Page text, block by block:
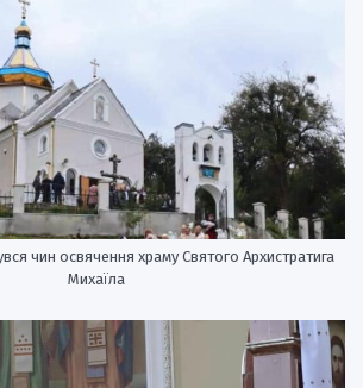
чин освячення храму Святого Архистратига
Михаїла